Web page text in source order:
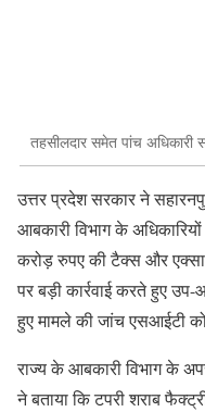
तहसीलदार समेत पांच अधिकारी
उत्तर प्रदेश सरकार ने
आबकारी विभाग के
करोड़ रुपए की टैक्स और
पर बड़ी कार्रवाई करते हुए
हुए मामले की जांच एसआईटी
राज्य के आबकारी विभाग के
ने बताया कि टपरी शराब